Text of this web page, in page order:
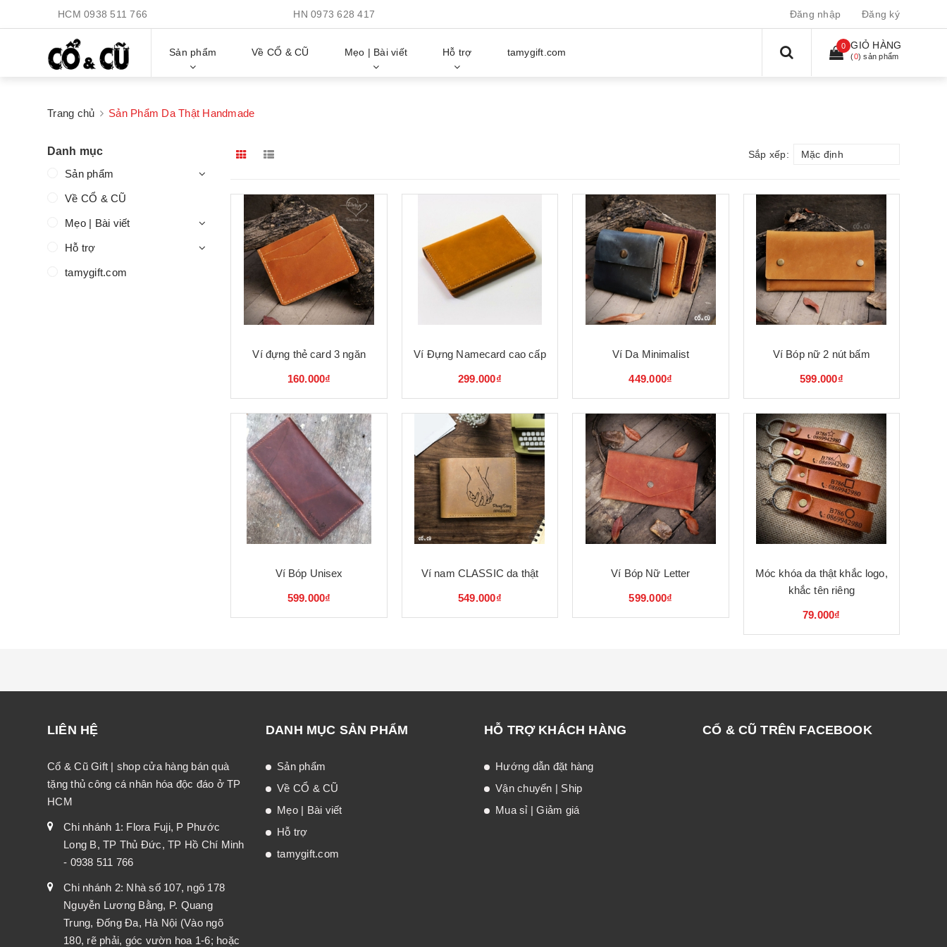
HCM 0938 511 766 HN0973 628 417 Đăng nhập Đăng ký
Sản phẩm Về CỔ & CŨ Mẹo | Bài viết Hỗ trợ tamygift.com
0 GIỎ HÀNG
(0) sản phẩm
Trang chủ Sản Phẩm Da Thật Handmade
Sắp xếp: Mặc định
Ví đựng thẻ card 3 ngăn
160.000₫
Ví Đựng Namecard cao cấp
299.000₫
Ví Da Minimalist
449.000₫
Ví Bóp nữ 2 nút bấm
599.000₫
Ví Bóp Unisex
599.000₫
Ví nam CLASSIC da thật
549.000₫
Ví Bóp Nữ Letter
599.000₫
Móc khóa da thật khắc logo,
khắc tên riêng
79.000₫
Danh mục
Sản phẩm
Về CỔ & CŨ
Mẹo | Bài viết
Hỗ trợ
tamygift.com
LIÊN HỆ
Cổ & Cũ Gift | shop cửa hàng bán quà
tặng thủ công cá nhân hóa độc đáo ở TP
HCM
Chi nhánh 1: Flora Fuji, P Phước
Long B, TP Thủ Đức, TP Hồ Chí Minh
- 0938 511 766
Chi nhánh 2: Nhà số 107, ngõ 178
Nguyễn Lương Bằng, P. Quang
Trung, Đống Đa, Hà Nội (Vào ngõ
180, rẽ phải, góc vườn hoa 1-6; hoặc
DANH MỤC SẢN PHẨM
Sản phẩm
Về CỔ & CŨ
Mẹo | Bài viết
Hỗ trợ
tamygift.com
HỖ TRỢ KHÁCH HÀNG
Hướng dẫn đặt hàng
Vận chuyển | Ship
Mua sỉ | Giảm giá
CỔ & CŨ TRÊN FACEBOOK